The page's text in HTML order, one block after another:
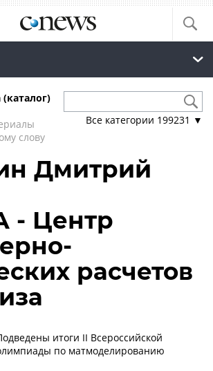
слову
Все категории 199231 ▼
Дмитрий
- Центр
расчетов
итоги II Всероссийской
по матмоделированию